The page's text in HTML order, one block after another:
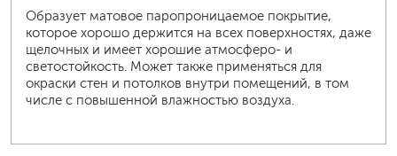
Образует матовое паропроницаемое покрытие,
которое хорошо держится на всех поверхностях, даже
щелочных и имеет хорошие атмосферо- и
светостойкость. Может также применяться для
окраски стен и потолков внутри помещений, в том
числе с повышенной влажностью воздуха.